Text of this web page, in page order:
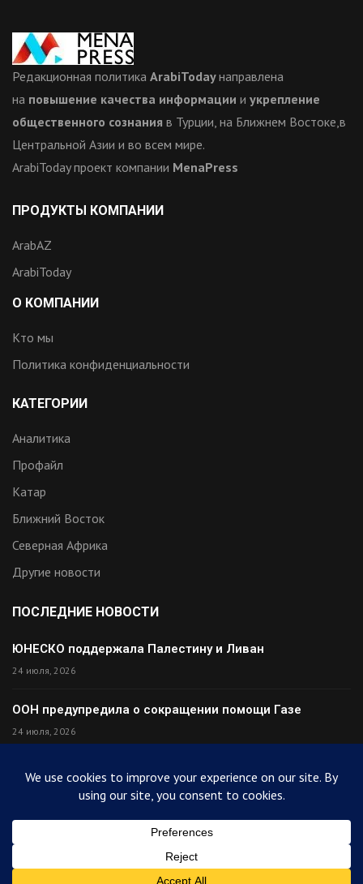
Редакционная политика ArabiTodayнаправлена
на повышение качества информации и укрепление
общественного сознания в Турции, на Ближнем Востоке,в
Центральной Азии и во всем мире.
ArabiToday проект компании MenaPress
ПРОДУКТЫ КОМПАНИИ
ArabAZ
ArabiToday
О КОМПАНИИ
Кто мы
Политика конфиденциальности
КАТЕГОРИИ
Аналитика
Профайл
Катар
Ближний Восток
Северная Африка
Другие новости
ПОСЛЕДНИЕ НОВОСТИ
ЮНЕСКО поддержала Палестину и Ливан
24 июля, 2026
ООН предупредила о сокращении помощи Газе
24 июля, 2026
Премьер Ирака прибыл в Тегеран с миром
Палестина высмеяла Израиль после финала ЧМ